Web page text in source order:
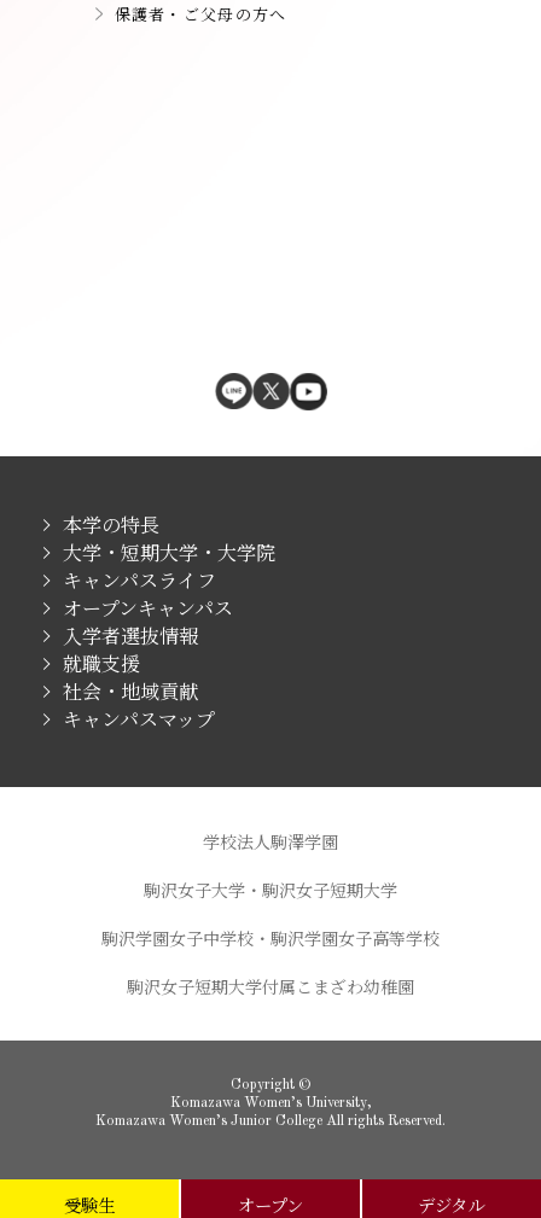
保護者・ご父母の方へ
本学の特長
大学・短期大学・大学院
キャンパスライフ
オープンキャンパス
入学者選抜情報
就職支援
社会・地域貢献
キャンパスマップ
学校法人駒澤学園
駒沢女子大学・駒沢女子短期大学
駒沢学園女子中学校・駒沢学園女子高等学校
駒沢女子短期大学付属こまざわ幼稚園
Copyright ©
Komazawa Women’s University,
Komazawa Women’s Junior College All rights Reserved.
受験生
オープン
デジタル